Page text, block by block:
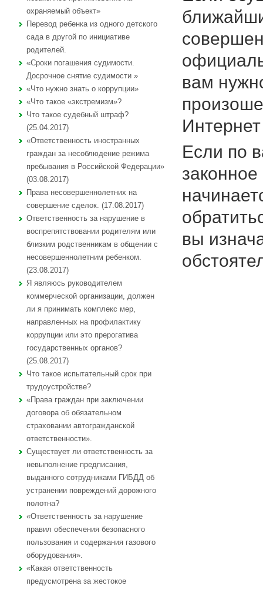
охраняемый объект»
Перевод ребенка из одного детского
сада в другой по инициативе
родителей.
«Сроки погашения судимости.
Досрочное снятие судимости »
«Что нужно знать о коррупции»
«Что такое «экстремизм»?
Что такое судебный штраф?
(25.04.2017)
«Ответственность иностранных
граждан за несоблюдение режима
пребывания в Российской Федерации»
(03.08.2017)
Права несовершеннолетних на
совершение сделок. (17.08.2017)
Ответственность за нарушение в
воспрепятствовании родителям или
близким родственникам в общении с
несовершеннолетним ребенком.
(23.08.2017)
Я являюсь руководителем
коммерческой организации, должен
ли я принимать комплекс мер,
направленных на профилактику
коррупции или это прерогатива
государственных органов?
(25.08.2017)
Что такое испытательный срок при
трудоустройстве?
«Права граждан при заключении
договора об обязательном
страховании автогражданской
ответственности».
Существует ли ответственность за
невыполнение предписания,
выданного сотрудниками ГИБДД об
устранении повреждений дорожного
полотна?
«Ответственность за нарушение
правил обеспечения безопасного
пользования и содержания газового
оборудования».
«Какая ответственность
предусмотрена за жестокое
вам
Если по
вы